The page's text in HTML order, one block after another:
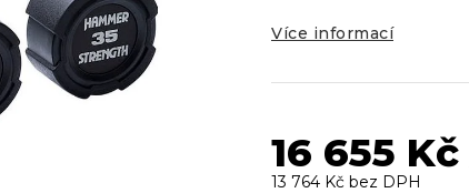
16 655 Kč
13 764 Kč bez DPH
Více informací